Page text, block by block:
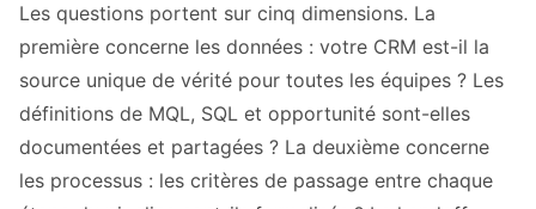
Les questions portent sur cinq dimensions. La
première concerne les données : votre CRM est-il la
source unique de vérité pour toutes les équipes ? Les
définitions de MQL, SQL et opportunité sont-elles
documentées et partagées ? La deuxième concerne
les processus : les critères de passage entre chaque